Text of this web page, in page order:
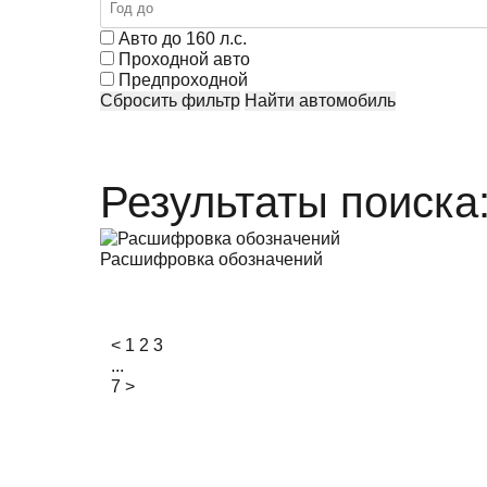
Авто до 160 л.с.
Проходной авто
Предпроходной
Сбросить фильтр
Найти автомобиль
Результаты
Расшифровка обозначений
< 1 2 3
...
7 >